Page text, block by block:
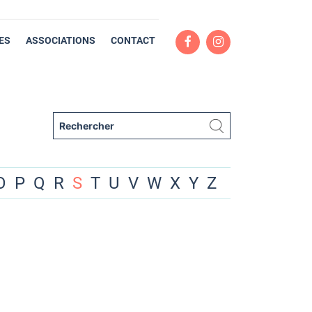
ASSOCIATIONS CONTACT
P Q R S T U V W X Y Z